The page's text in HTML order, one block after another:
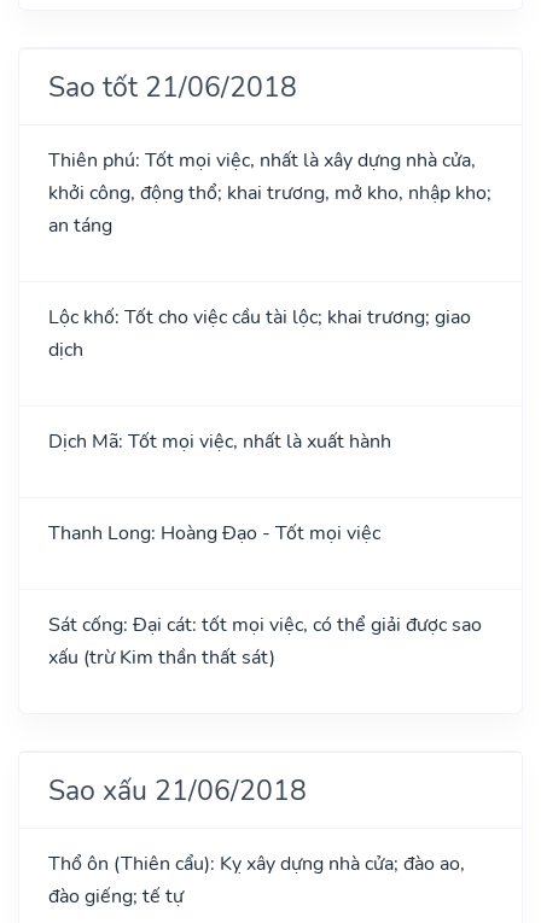
Sao tốt 21/06/2018
Thiên phú: Tốt mọi việc, nhất là xây dựng nhà cửa,
khởi công, động thổ; khai trương, mở kho, nhập kho;
an táng
Lộc khố: Tốt cho việc cầu tài lộc; khai trương; giao
dịch
Dịch Mã: Tốt mọi việc, nhất là xuất hành
Thanh Long: Hoàng Đạo - Tốt mọi việc
Sát cống: Đại cát: tốt mọi việc, có thể giải được sao
xấu (trừ Kim thần thất sát)
Sao xấu 21/06/2018
Thổ ôn (Thiên cẩu): Kỵ xây dựng nhà cửa; đào ao,
đào giếng; tế tự